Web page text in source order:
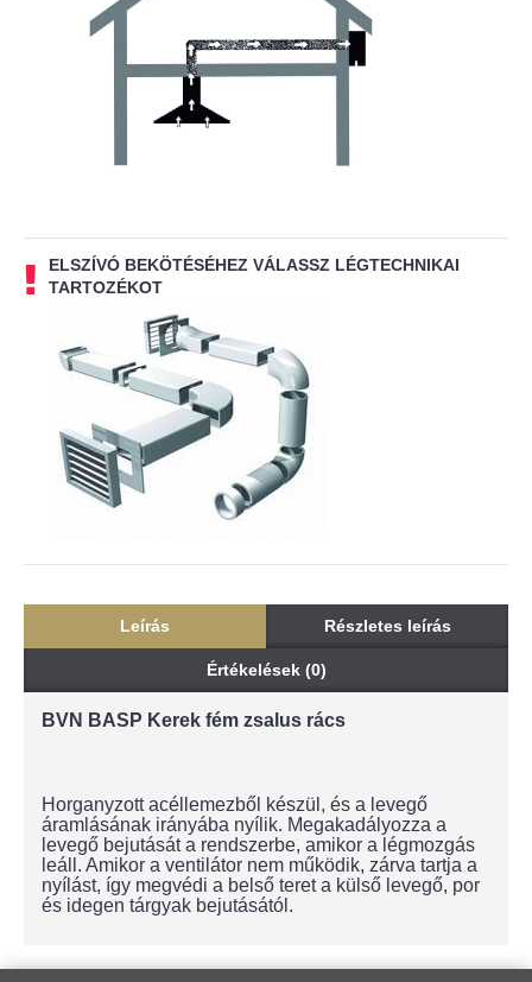
ELSZÍVÓ BEKÖTÉSÉHEZ VÁLASSZ LÉGTECHNIKAI
TARTOZÉKOT
Leírás Részletes leírás
Értékelések (0)
BVN BASP Kerek fém zsalus rács
Horganyzott acéllemezből készül, és a levegő
áramlásának irányába nyílik. Megakadályozza a
levegő bejutását a rendszerbe, amikor a légmozgás
leáll. Amikor a ventilátor nem működik, zárva tartja a
nyílást, így megvédi a belső teret a külső levegő, por
és idegen tárgyak bejutásától.